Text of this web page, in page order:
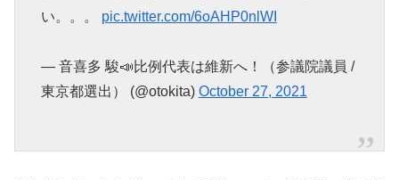
い。。。 pic.twitter.com/6oAHP0nlWI
— 音喜多 駿📣比例代表は維新へ！（参議院議員 /
東京都選出） (@otokita) October 27, 2021